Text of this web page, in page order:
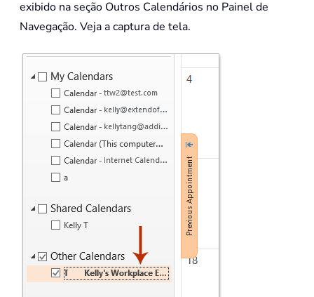
exibido na seção Outros Calendários no Painel de
Navegação. Veja a captura de tela.